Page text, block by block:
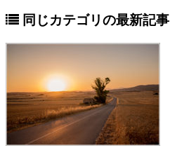
同じカテゴリの最新記事